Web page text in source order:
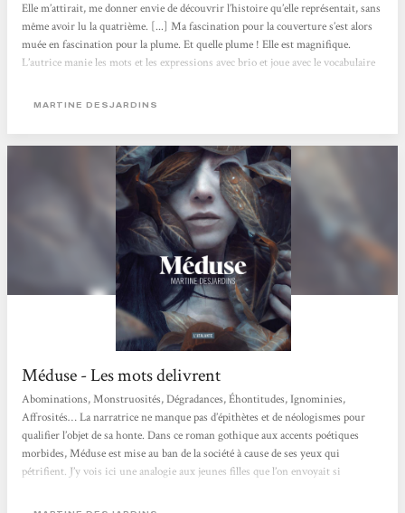
Elle m’attirait, me donner envie de découvrir l’histoire qu’elle représentait, sans
même avoir lu la quatrième. [...] Ma fascination pour la couverture s’est alors
muée en fascination pour la plume. Et quelle plume ! Elle est magnifique.
L’autrice manie les mots et les expressions avec brio et joue avec le vocabulaire
l’histoire de la Méduse mythologique à celle de sa Méduse. Il y a une telle
MARTINE DESJARDINS
Méduse - Les mots delivrent
Abominations, Monstruosités, Dégradances, Éhontitudes, Ignominies,
Affrosités… La narratrice ne manque pas d’épithètes et de néologismes pour
qualifier l’objet de sa honte. Dans ce roman gothique aux accents poétiques
morbides, Méduse est mise au ban de la société à cause de ses yeux qui
pétrifient. J’y vois ici une analogie aux jeunes filles que l’on envoyait si
attirait trop les convoitises de ces messieurs, si elle avait commis une faute